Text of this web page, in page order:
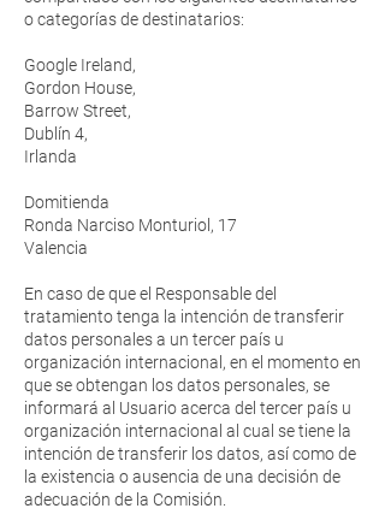
o categorías dedestinatarios:
Google Ireland,
Gordon House,
Barrow Street,
Dublín 4,
Irlanda
Domitienda
Ronda Narciso Monturiol, 17
Valencia
En caso de que el Responsable del
tratamiento tenga la intención de transferir
datos personales a un tercer país u
organización internacional, en el momento en
que se obtengan los datos personales, se
informará al Usuario acerca del tercer país u
organización internacional al cual se tiene la
intención de transferir los datos, así como de
la existencia o ausencia de una decisión de
adecuación de la Comisión.